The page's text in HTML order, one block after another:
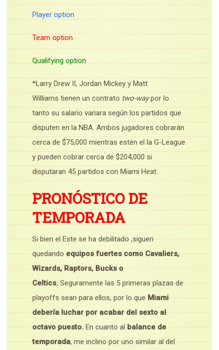
Player option
Team option
Qualifying option
*Larry Drew II, Jordan Mickey y Matt
Williams tienen un contrato two-waypor lo
tanto su salario variara según los partidos que
disputen en la NBA. Ambos jugadores cobrarán
cerca de $75,000 mientras estén el la G-League
y pueden cobrar cerca de $204,000 si
disputaran 45 partidos con Miami Heat.
PRONÓSTICO DE
TEMPORADA
Si bien el Este se ha debilitado ,siguen
quedando equipos fuertes como Cavaliers,
Wizards, Raptors, Bucks o
Celtics. Seguramente las 5 primeras plazas de
playoffs sean para ellos, por lo que Miami
debería luchar por acabar del sexto al
octavo puesto. En cuanto al balance de
temporada, me inclino por uno similar al del